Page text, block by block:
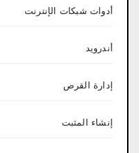
أدوات شبكات الإنترنت
أندرويد
إدارة القرص
إنشاء المثبت